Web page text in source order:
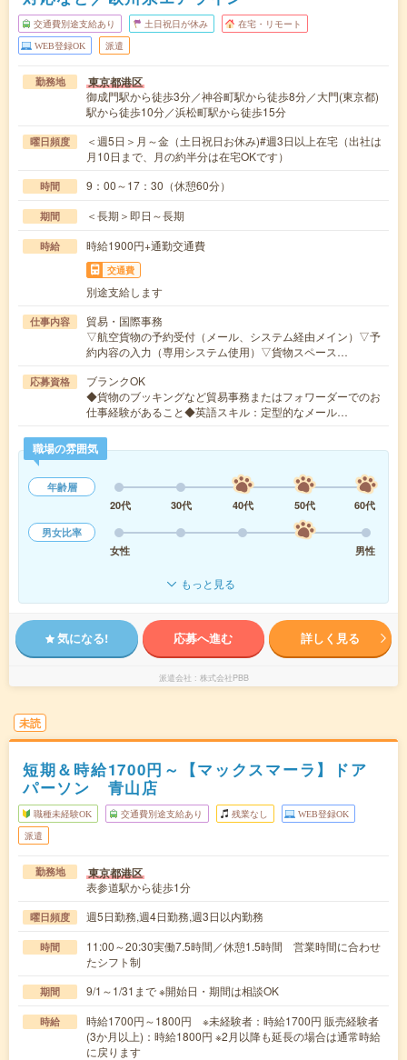
交通費別途支給あり 土日祝日が休み 在宅・リモート
WEB登録OK 派遣
勤務地 東京都港区
御成門駅から徒歩3分／神谷町駅から徒歩8分／大門(東京都)
駅から徒歩10分／浜松町駅から徒歩15分
曜日頻度
＜週5日＞月～金（土日祝日お休み)#週3日以上在宅（出社は
月10日まで、月の約半分は在宅OKです）
時間 9：00～17：30（休憩60分）
期間 ＜長期＞即日～長期
時給 時給1900円+通勤交通費
交通費
別途支給します
仕事内容
貿易・国際事務
▽航空貨物の予約受付（メール、システム経由メイン）▽予
約内容の入力（専用システム使用）▽貨物スペース…
応募資格
ブランクOK
◆貨物のブッキングなど貿易事務またはフォワーダーでのお
仕事経験があること◆英語スキル：定型的なメール…
職場の雰囲気
年齢層
20代
30代 40代 50代
60代
男女比率
女性
男性
もっと見る
気になる! 応募へ進む 詳しく見る
派遣会社 株式会社PBB
未読
短期＆時給1700円～【マックスマーラ】ドア
パーソン 青山店
職種未経験OK 交通費別途支給あり 残業なし WEB登録OK
派遣
勤務地 東京都港区
表参道駅から徒歩1分
曜日頻度 週5日勤務,週4日勤務,週3日以内勤務
時間
11:00～20:30実働7.5時間／休憩1.5時間 営業時間に合わせ
たシフト制
期間 9/1～1/31まで ※開始日・期間は相談OK
時給
時給1700円～1800円 ※未経験者：時給1700円 販売経験者
(3か月以上)：時給1800円 ※2月以降も延長の場合は通常時給
に戻ります